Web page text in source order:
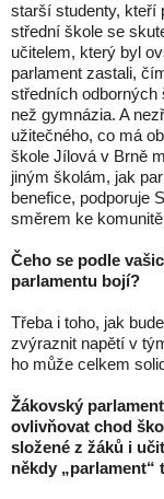
starší studenty, kteří
střední škole se
učitelem, který byl
parlament zastali,
středních odborných
než gymnázia. A
užitečného, co má
škole Jílová v Brně
jiným školám, jak
benefice, podporuje
směrem ke
Čeho se podle
parlamentu bojí?
Třeba i toho, jak
zvýraznit napětí v
ho může celkem
Žákovský
ovlivňovat chod
složené z žáků i
někdy „parlament“